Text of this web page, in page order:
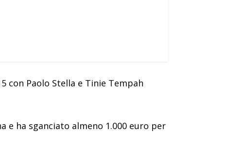
con Paolo Stella e Tinie Tempah
e ha sganciato almeno 1.000 euro per